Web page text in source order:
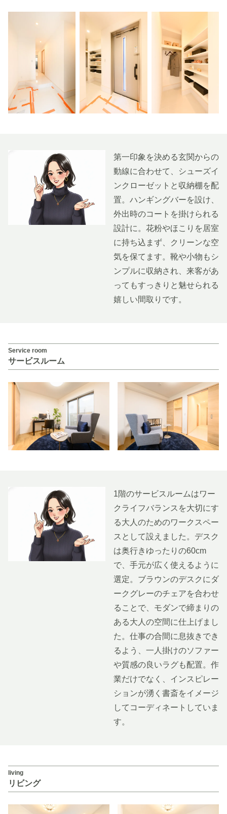
第一印象を決める玄関からの
動線に合わせて、シューズイ
ンクローゼットと収納棚を配
置。ハンギングバーを設け、
外出時のコートを掛けられる
設計に。花粉やほこりを居室
に持ち込まず、クリーンな空
気を保てます。靴や小物もシ
ンプルに収納され、来客があ
ってもすっきりと魅せられる
嬉しい間取りです。
Service room
サービスルーム
1階のサービスルームはワー
クライフバランスを大切にす
る大人のためのワークスペー
スとして設えました。デスク
は奥行きゆったりの60cm
で、手元が広く使えるように
選定。ブラウンのデスクにダ
ークグレーのチェアを合わせ
ることで、モダンで締まりの
ある大人の空間に仕上げまし
た。仕事の合間に息抜きでき
るよう、一人掛けのソファー
や質感の良いラグも配置。作
業だけでなく、インスピレー
ションが湧く書斎をイメージ
してコーディネートしていま
す。
living
リビング